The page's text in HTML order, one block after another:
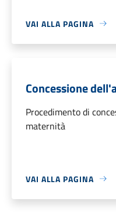
VAI ALLA PAGINA
Concessione
Procedimento di
maternità
VAI ALLA PAGINA